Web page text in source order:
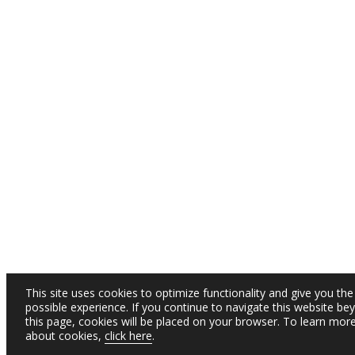
This site uses cookies to optimize functionality and give you
possible experience. If you continue to navigate this website
this page, cookies will be placed on your browser. To learn
about cookies, click here.